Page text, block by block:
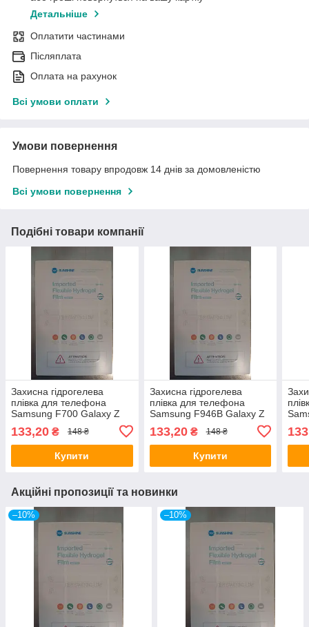
Детальніше
Оплатити частинами
Післяплата
Оплата на рахунок
Всі умови оплати
Умови повернення
Повернення товару впродовж 14 днів за домовленістю
Всі умови повернення
Подібні товари компанії
Захисна гідрогелева
плівка для телефона
Samsung F700 Galaxy Z
F700U | SM-F700F
133,20 ₴ 148 ₴
Купити
Захисна гідрогелева
плівка для телефона
Samsung F946B Galaxy Z
946N | SM-946U
133,20₴ 148 ₴
Купити
Акційні пропозиції та новинки
–10% –10%